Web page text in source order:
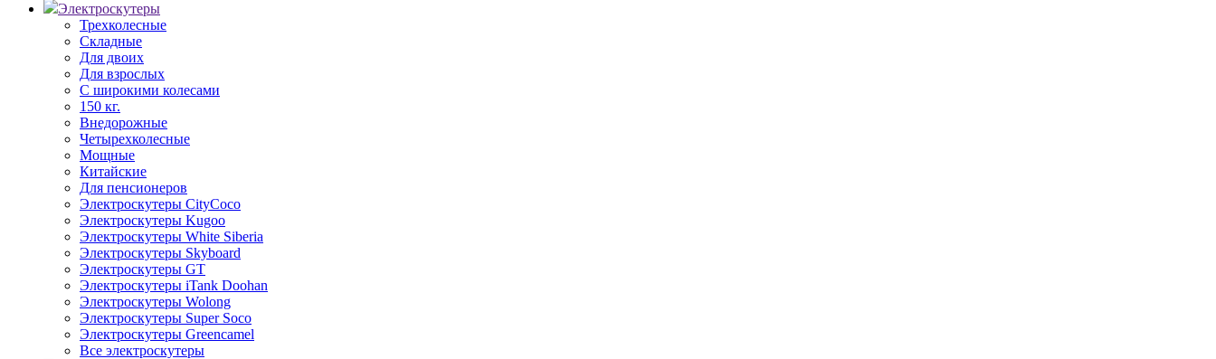
Электроскутеры
Трехколесные
Складные
Для двоих
Для взрослых
С широкими колесами
150 кг.
Внедорожные
Четырехколесные
Мощные
Китайские
Для пенсионеров
Электроскутеры CityCoco
Электроскутеры Kugoo
Электроскутеры White Siberia
Электроскутеры Skyboard
Электроскутеры GT
Электроскутеры iTank Doohan
Электроскутеры Wolong
Электроскутеры Super Soco
Электроскутеры Greencamel
Все электроскутеры